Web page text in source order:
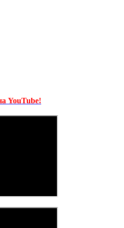
YouTube!